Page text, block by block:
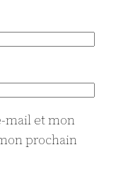
mail et mon
prochain